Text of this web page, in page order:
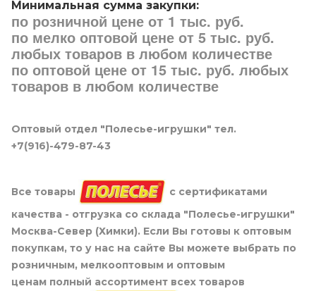
Минимальная сумма закупки:
по розничной цене от 1 тыс. руб.
по мелко оптовой цене от 5 тыс. руб.
любых товаров в любом количестве
по оптовой цене от 15 тыс. руб. любых
товаров в любом количестве
Оптовый отдел "Полесье-игрушки" тел.
+7(916)-479-87-43
Все товары
с сертификатами
качества - отгрузка со склада "Полесье-игрушки"
Москва-Север (Химки). Если Вы готовы к оптовым
покупкам, то у нас на сайте Вы можете выбрать по
розничным, мелкооптовым и оптовым
ценам полный ассортимент всех товаров